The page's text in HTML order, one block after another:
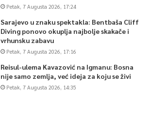
Petak, 7 Augusta 2026, 17:24
Sarajevo u znaku spektakla: Bentbaša Cliff
Diving ponovo okuplja najbolje skakače i
vrhunsku zabavu
Petak, 7 Augusta 2026, 17:16
Reisul-ulema Kavazović na Igmanu: Bosna
nije samo zemlja, već ideja za koju se živi
Petak, 7 Augusta 2026, 14:35